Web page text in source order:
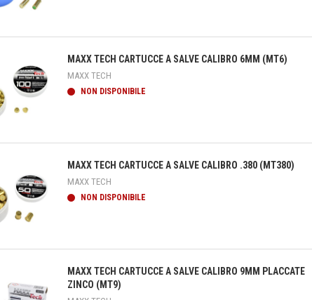
MAXX TECH CARTUCCE A SALVE CALIBRO 6MM (MT6)
MAXX TECH
NON DISPONIBILE
MAXX TECH CARTUCCE A SALVE CALIBRO .380 (MT380)
MAXX TECH
NON DISPONIBILE
MAXX TECH CARTUCCE A SALVE CALIBRO 9MM PLACCATE
ZINCO (MT9)